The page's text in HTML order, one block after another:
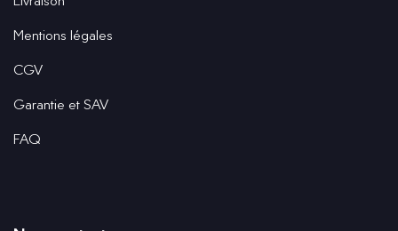
Mentions légales
CGV
Garantie et SAV
FAQ